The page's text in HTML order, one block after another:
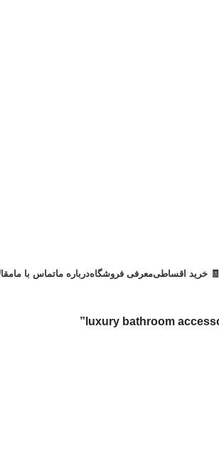
🧾 خرید اقساطیمعرفی فروشگاهدرباره ماتماس با ما